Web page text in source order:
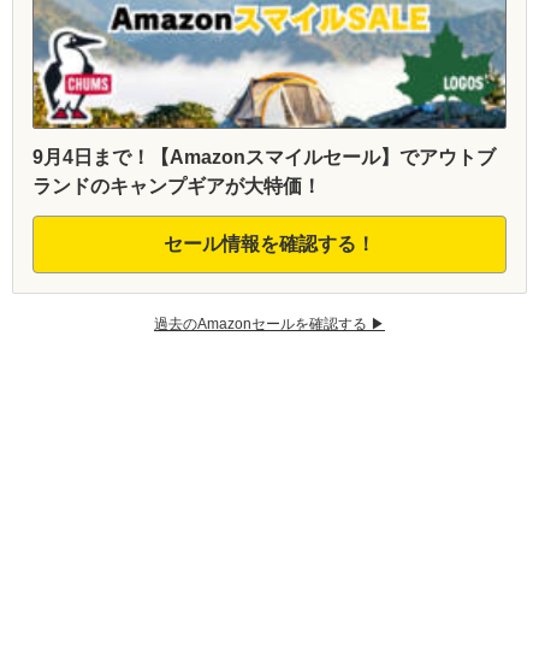
9月4日まで！【Amazonスマイルセール】でアウトブ
ランドのキャンプギアが大特価！
セール情報を確認する！
過去のAmazonセールを確認する ▶︎